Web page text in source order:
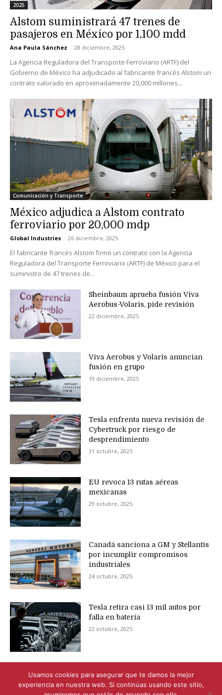
2025
Alstom suministrará 47 trenes de
pasajeros en México por 1,100 mdd
Ana Paula Sánchez - 28 diciembre, 2025
La Agencia Reguladora del Transporte Ferroviario (ARTF) del
Gobierno de México ha adjudicado al fabricante francés Alstom un
contrato valorado en aproximadamente 20,000 millones...
Comunicación y Transporte
México adjudica a Alstom contrato
ferroviario por 20,000 mdp
Global Industries - 26 diciembre, 2025
El fabricante francés Alstom firmó un contrato con la Agencia
Reguladora del Transporte Ferroviario (ARTF) de México para el
suministro de 47 trenes de...
Sheinbaum aprueba fusión Viva
Aerobus-Volaris, pide revisión
22 diciembre, 2025
Viva Aerobus y Volaris anuncian
fusión en grupo
19 diciembre, 2025
Tesla enfrenta nueva revisión de
Cybertruck por riesgo de
desprendimiento
31 octubre, 2025
EU revoca 13 rutas aéreas
mexicanas
29 octubre, 2025
Canadá sanciona a GM y Stellantis
por incumplir compromisos
industriales
24 octubre, 2025
Tesla retira casi 13 mil autos por
falla en batería
22 octubre, 2025
Usamos cookies para asegurar que te damos la mejor
experiencia en nuestra web. Si continúas usando este sitio,